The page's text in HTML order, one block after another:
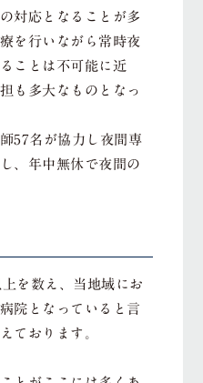
対応となることが多
を行いながら常時夜
ことは不可能に近
も多大なものとなっ
57名が協力し夜間専
、年中無休で夜間の
を数え、当地域にお
院となっていると言
ております。